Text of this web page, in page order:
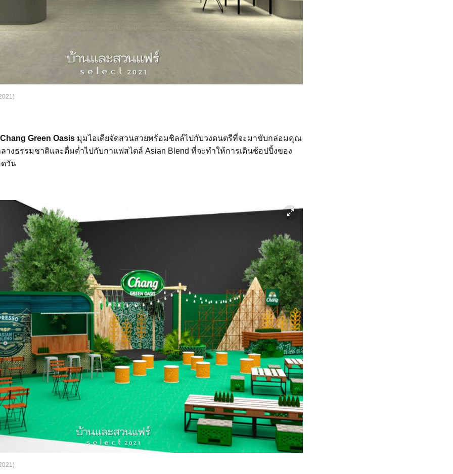
Chang Green Oasis มุมไอเดียจัดสวนสวยพร้อมชิลล์ไปกับวงดนตรีที่จะมาขับกล่อมคุณ
ลางธรรมชาติและดื่มด่ำไปกับกาแฟสไตล์ Asian Blend ที่จะทำให้การเดินช้อปปิ้งของ
ดวัน